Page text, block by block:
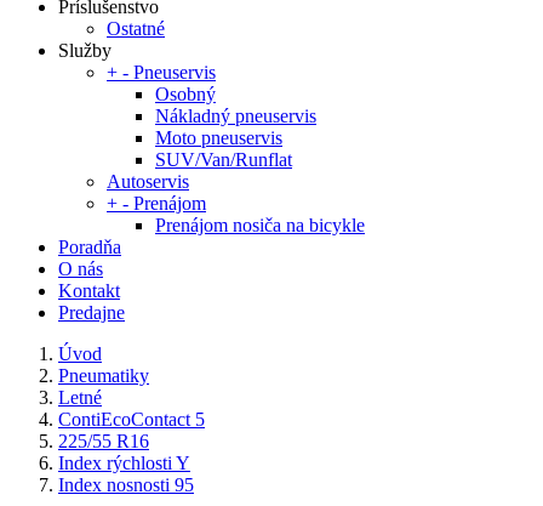
Príslušenstvo
Ostatné
Služby
+ - Pneuservis
Osobný
Nákladný pneuservis
Moto pneuservis
SUV/Van/Runflat
Autoservis
+ - Prenájom
Prenájom nosiča na bicykle
Poradňa
O nás
Kontakt
Predajne
Úvod
Pneumatiky
Letné
ContiEcoContact 5
225/55 R16
Index rýchlosti Y
Index nosnosti 95